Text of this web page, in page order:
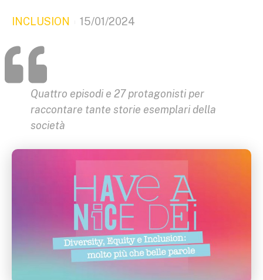
INCLUSION 15/01/2024
Quattro episodi e 27 protagonisti per
raccontare tante storie esemplari della
società